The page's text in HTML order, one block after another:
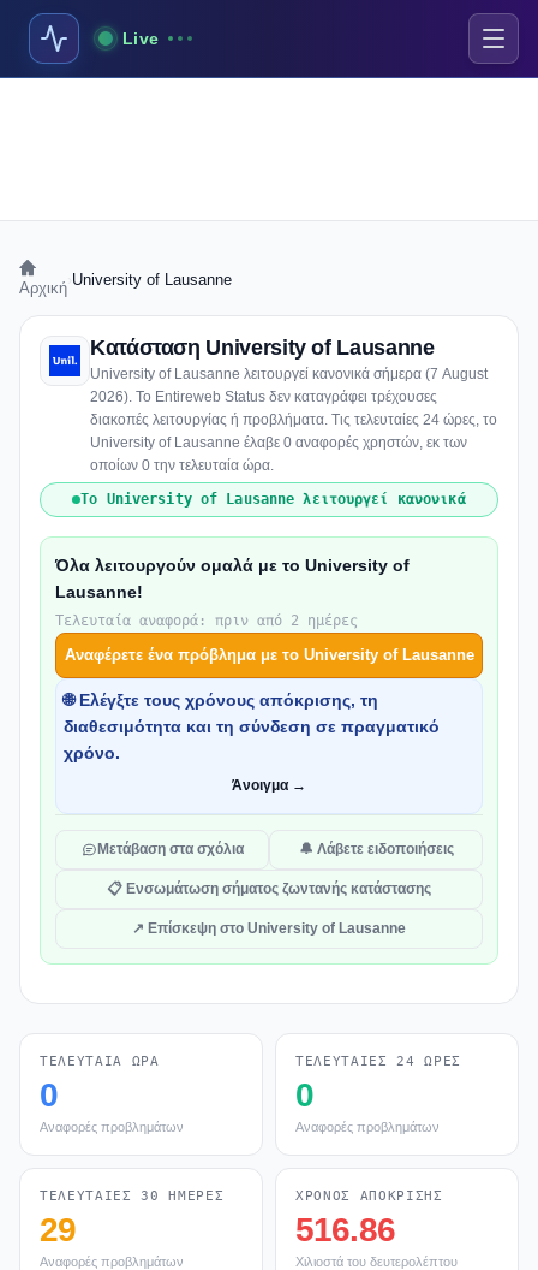
Live
Αρχική University of Lausanne
Κατάσταση University of Lausanne
University of Lausanne λειτουργεί κανονικά σήμερα (7 August
2026). Το Entireweb Status δεν καταγράφει τρέχουσες
διακοπές λειτουργίας ή προβλήματα. Τις τελευταίες 24 ώρες, το
University of Lausanne έλαβε 0 αναφορές χρηστών, εκ των
οποίων 0 την τελευταία ώρα.
Το University of Lausanne λειτουργεί κανονικά
Όλα λειτουργούν ομαλά με το University of
Lausanne!
Τελευταία αναφορά: πριν από 2 ημέρες
Αναφέρετε ένα πρόβλημα με το University of Lausanne
🌐 Ελέγξτε τους χρόνους απόκρισης, τη
διαθεσιμότητα και τη σύνδεση σε πραγματικό
χρόνο.
Άνοιγμα →
Μετάβαση στα σχόλια 🔔 Λάβετε ειδοποιήσεις
📋 Ενσωμάτωση σήματος ζωντανής κατάστασης
↗ Επίσκεψη στο University of Lausanne
ΤΕΛΕΥΤΑΊΑ ΏΡΑ
0
Αναφορές προβλημάτων
ΤΕΛΕΥΤΑΊΕΣ 24 ΏΡΕΣ
0
Αναφορές προβλημάτων
ΤΕΛΕΥΤΑΊΕΣ 30 ΗΜΈΡΕΣ
29
Αναφορές προβλημάτων
ΧΡΌΝΟΣ ΑΠΌΚΡΙΣΗΣ
516.86
Χιλιοστά του δευτερολέπτου